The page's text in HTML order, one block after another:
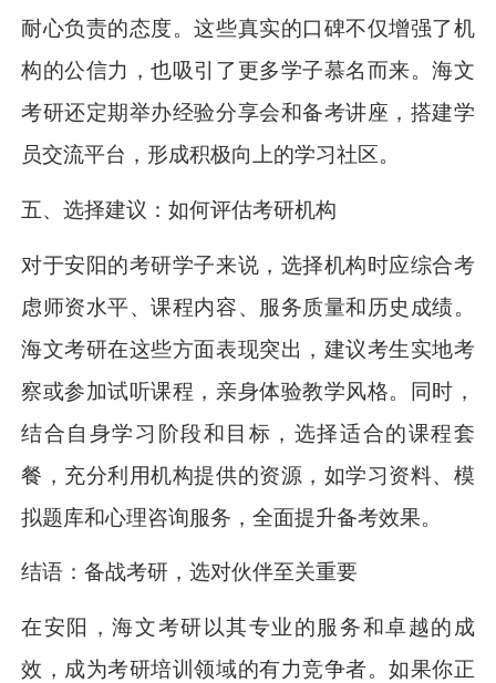
耐心负责的态度。这些真实的口碑不仅增强了机
构的公信力，也吸引了更多学子慕名而来。海文
考研还定期举办经验分享会和备考讲座，搭建学
员交流平台，形成积极向上的学习社区。
五、选择建议：如何评估考研机构
对于安阳的考研学子来说，选择机构时应综合考
虑师资水平、课程内容、服务质量和历史成绩。
海文考研在这些方面表现突出，建议考生实地考
察或参加试听课程，亲身体验教学风格。同时，
结合自身学习阶段和目标，选择适合的课程套
餐，充分利用机构提供的资源，如学习资料、模
拟题库和心理咨询服务，全面提升备考效果。
结语：备战考研，选对伙伴至关重要
在安阳，海文考研以其专业的服务和卓越的成
效，成为考研培训领域的有力竞争者。如果你正